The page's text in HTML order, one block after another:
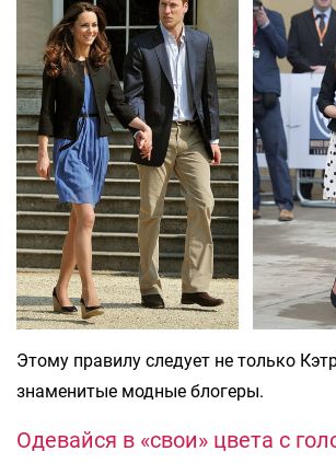
Этому правилу следует не только
знаменитые модные блогеры.
Одевайся в «свои» цвета с